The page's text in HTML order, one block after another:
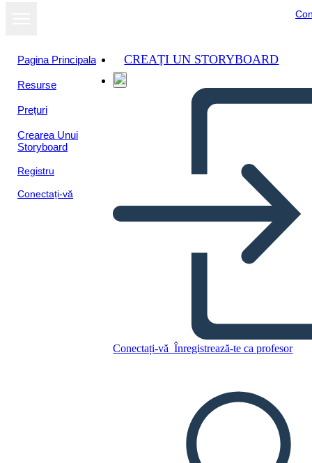
Pagina Principala
Resurse
Prețuri
Crearea Unui
Storyboard
Registru
Conectați-vă
CREAȚI UN STORYBOARD
Conectați-vă Înregistrează-te ca profesor
אנה פרנק - מפת תווים
CREAȚI UN STORYBOARD
REDAȚI PREZENTAREA DE DIAPOZITIVE
CITESTE-MI